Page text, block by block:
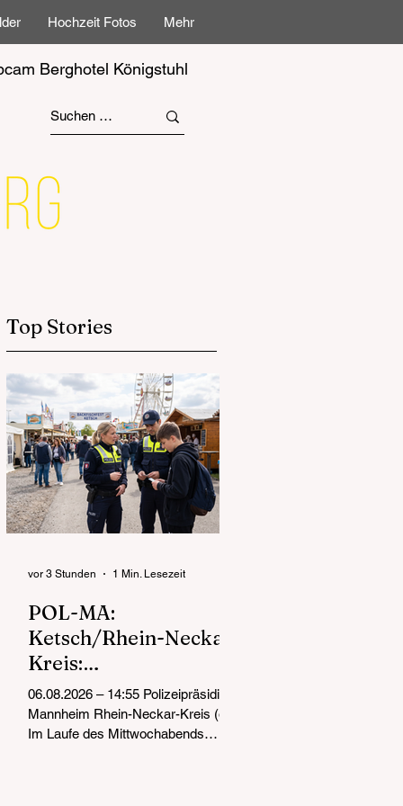
Hochzeit Fotos Mehr
Berghotel Königstuhl
Top Stories
POL-MA:
Ketsch/Rhein-Neckar-
Kreis:
Jugendschutzkontrolle
n auf dem
Backfischfest
06.08.2026 – 14:55 Polizeipräsidium
Mannheim Rhein-Neckar-Kreis (ots)
Im Laufe des Mittwochabends
vor 3 Stunden 1 Min. Lesezeit